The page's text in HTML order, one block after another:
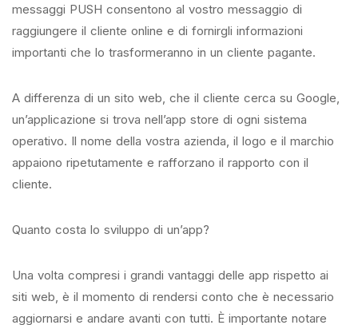
messaggi PUSH consentono al vostro messaggio di
raggiungere il cliente online e di fornirgli informazioni
importanti che lo trasformeranno in un cliente pagante.
A differenza di un sito web, che il cliente cerca su Google,
un’applicazione si trova nell’app store di ogni sistema
operativo. Il nome della vostra azienda, il logo e il marchio
appaiono ripetutamente e rafforzano il rapporto con il
cliente.
Quanto costa lo sviluppo di un’app?
Una volta compresi i grandi vantaggi delle app rispetto ai
siti web, è il momento di rendersi conto che è necessario
aggiornarsi e andare avanti con tutti. È importante notare